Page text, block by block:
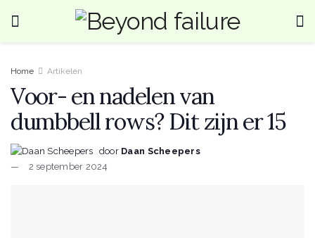
Home Artikelen
Voor- en nadelen van
dumbbell rows? Dit zijn er 15
door Daan Scheepers
2 september 2024